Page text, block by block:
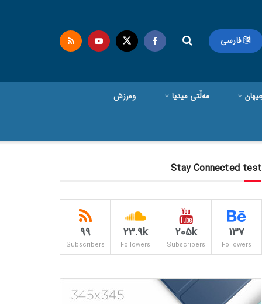
فارسی
مەڵتی میدیا وەرزش
Stay Connected test
137
Followers
205k
Subscribers
23.9k
Followers
99
Subscribers